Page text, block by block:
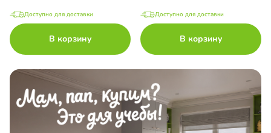
Доступно для доставки
В корзину
Доступно для доставки
В корзину